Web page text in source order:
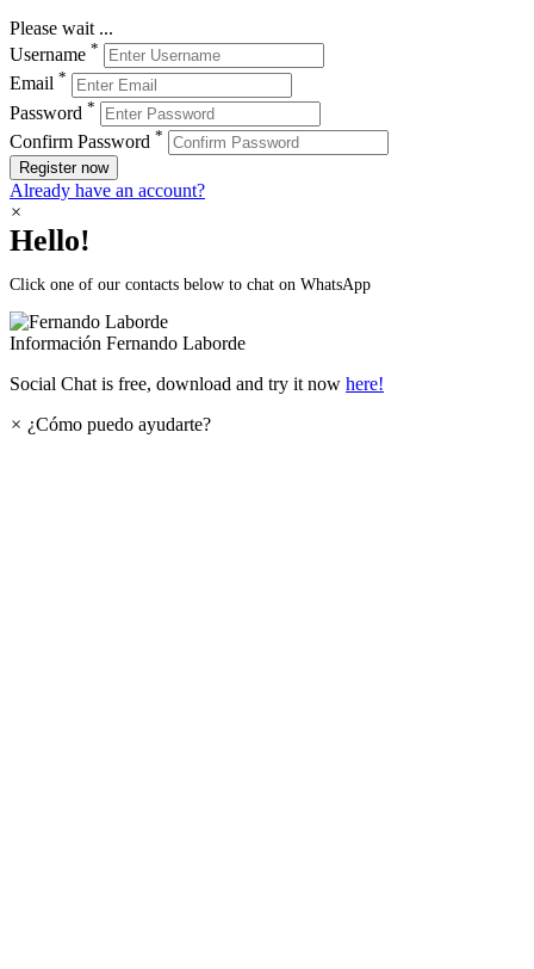
Please wait ...
Username *
Email *
Password *
Confirm Password *
Register now
Already have an account?
×
Hello!
Click one of our contacts below to chat on WhatsApp
Información Fernando Laborde
Social Chat is free, download and try it now here!
× ¿Cómo puedo ayudarte?